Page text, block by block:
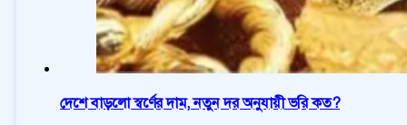
দেশে বাড়লো স্বর্ণের দাম, নতুন দর অনুযায়ী ভরি কত?